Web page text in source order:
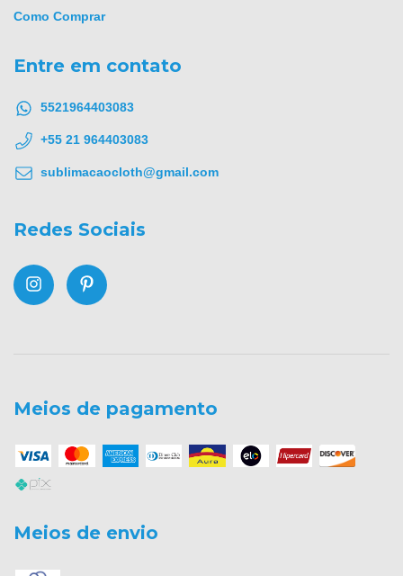
Como Comprar
Entre em contato
5521964403083
+55 21 964403083
sublimacaocloth@gmail.com
Redes Sociais
Meios de pagamento
Meios de envio